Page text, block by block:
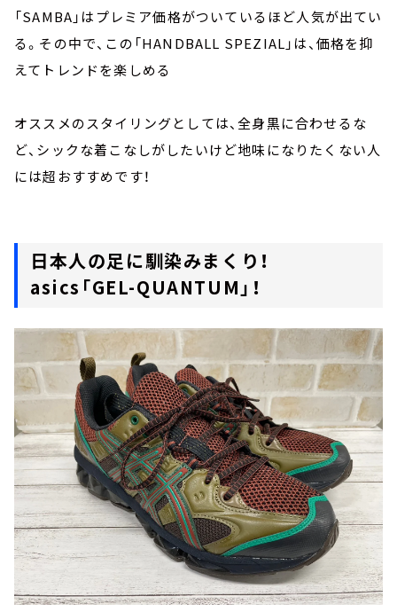
「SAMBA」はプレミア価格がついているほど人気が出てい
る。その中で、この「HANDBALL SPEZIAL」は、価格を抑
えてトレンドを楽しめる
オススメのスタイリングとしては、全身黒に合わせるな
ど、シックな着こなしがしたいけど地味になりたくない人
には超おすすめです！
日本人の足に馴染みまくり！
asics「GEL-QUANTUM」！